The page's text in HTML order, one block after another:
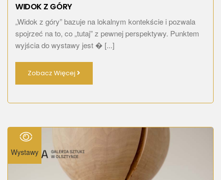
WIDOK Z GÓRY
„Widok z góry” bazuje na lokalnym kontekście i pozwala
spojrzeć na to, co „tutaj” z pewnej perspektywy. Punktem
wyjścia do wystawy jest � [...]
Zobacz Więcej
Wystawy